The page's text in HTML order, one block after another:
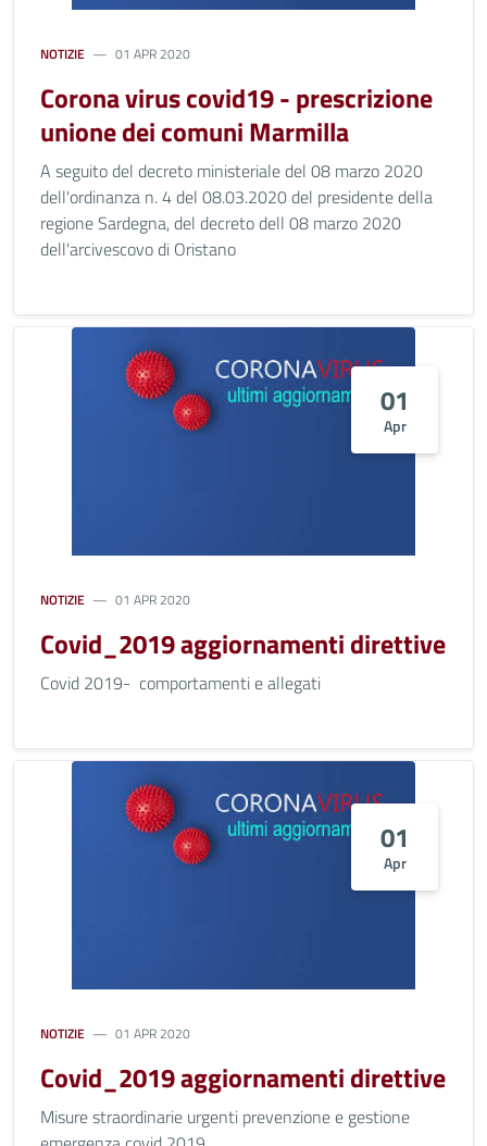
NOTIZIE 01 APR 2020
Corona virus covid19 - prescrizione
unione dei comuni Marmilla
A seguito del decreto ministeriale del 08 marzo 2020
dell'ordinanza n. 4 del 08.03.2020 del presidente della
regione Sardegna, del decreto dell 08 marzo 2020
dell'arcivescovo di Oristano
01
Apr
NOTIZIE 01 APR 2020
Covid_2019 aggiornamenti direttive
Covid 2019- comportamenti e allegati
01
Apr
NOTIZIE 01 APR 2020
Covid_2019 aggiornamenti direttive
Misure straordinarie urgenti prevenzione e gestione